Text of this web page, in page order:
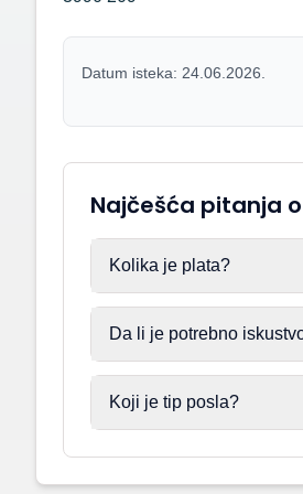
Datum isteka: 24.06.2026.
Najčešća pitanja
Kolika je plata?
Da li je potrebno
Koji je tip posla?